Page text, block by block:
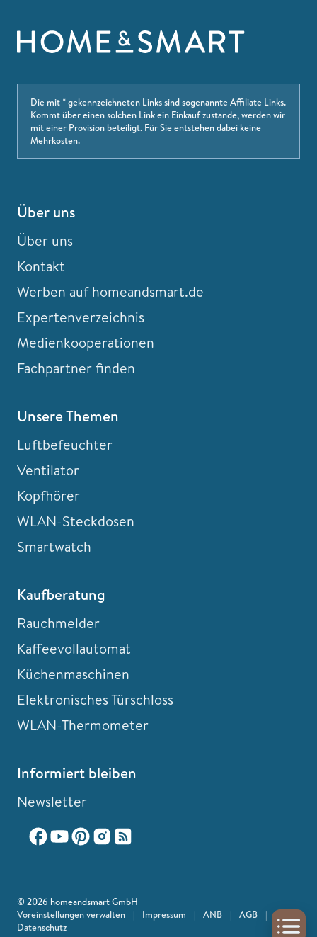
Die mit * gekennzeichneten Links sind sogenannte Affiliate Links.
Kommt über einen solchen Link ein Einkauf zustande, werden wir
mit einer Provision beteiligt. Für Sie entstehen dabei keine
Mehrkosten.
Über uns
Über uns
Kontakt
Werben auf homeandsmart.de
Expertenverzeichnis
Medienkooperationen
Fachpartner finden
Unsere Themen
Luftbefeuchter
Ventilator
Kopfhörer
WLAN-Steckdosen
Smartwatch
Kaufberatung
Rauchmelder
Kaffeevollautomat
Küchenmaschinen
Elektronisches Türschloss
WLAN-Thermometer
Informiert bleiben
Newsletter
© 2026 homeandsmart GmbH
Voreinstellungen verwalten
| Impressum | ANB | AGB
|
Datenschutz